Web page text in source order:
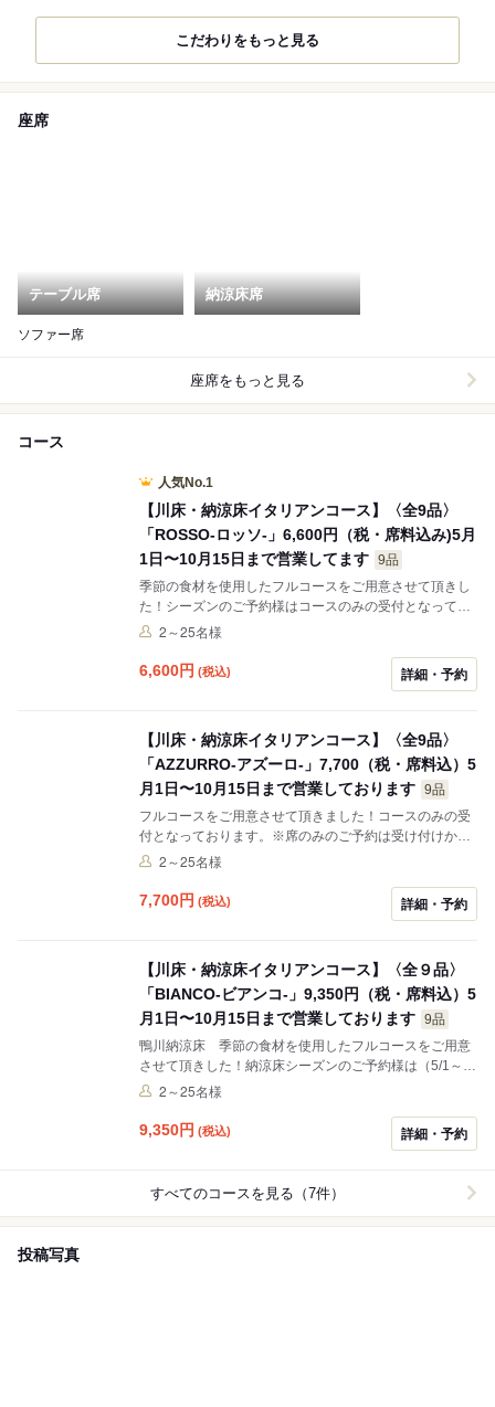
こだわりをもっと見る
座席
テーブル席
ソファー席
納涼床席
座席をもっと見る
コース
人気No.1
【川床・納涼床イタリアンコース】〈全9品〉
「ROSSO-ロッソ-」6,600円（税・席料込み)5月
1日〜10月15日まで営業してます 9品
季節の食材を使用したフルコースをご用意させて頂きし
た！シーズンのご予約様はコースのみの受付となってお
ります。※席のみのご予約は受け付けかねます、ご了承
名様から受付します。となっております。
2～25名様
6,600円 (税込) 詳細・予約
【川床・納涼床イタリアンコース】〈全9品〉
「AZZURRO-アズーロ-」7,700（税・席料込）5
月1日〜10月15日まで営業しております 9品
フルコースをご用意させて頂きました！コースのみの受
付となっております。※席のみのご予約は受け付けかね
ます、ご了承ください。フリードリンクプラン 1名様
す。
2～25名様
7,700円 (税込) 詳細・予約
【川床・納涼床イタリアンコース】〈全９品〉
「BIANCO-ビアンコ-」9,350円（税・席料込）5
月1日〜10月15日まで営業しております 9品
鴨川納涼床 季節の食材を使用したフルコースをご用意
させて頂きした！納涼床シーズンのご予約様は（5/1～
9/30）はコースのみの受付となっております。※席のみ
フリードリンクプラン 1名様2200円(税込)4名様から受
2～25名様
9,350円 (税込) 詳細・予約
すべてのコースを見る（7件）
投稿写真